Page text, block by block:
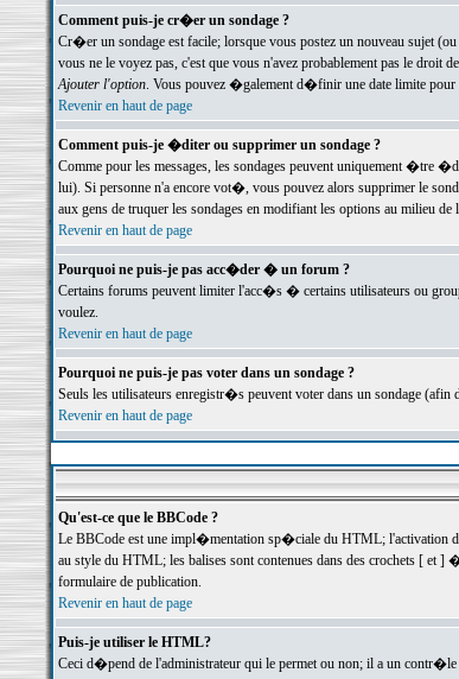
Comment puis-je cr�er un sondage ?
Cr�er un sondage est facile; lorsque vous postez un nouveau sujet
vous ne le voyez pas, c'est que vous n'avez probablement pas le
Ajouter l'option. Vous pouvez �galement d�finir une date limite pour
Revenir en haut de page
Comment puis-je �diter ou supprimer un sondage ?
Comme pour les messages, les sondages peuvent uniquement �tre
lui). Si personne n'a encore vot�, vous pouvez alors supprimer le
aux gens de truquer les sondages en modifiant les options au milieu
Revenir en haut de page
Pourquoi ne puis-je pas acc�der � un forum ?
Certains forums peuvent limiter l'acc�s � certains utilisateurs ou
voulez.
Revenir en haut de page
Pourquoi ne puis-je pas voter dans un sondage ?
Seuls les utilisateurs enregistr�s peuvent voter dans un sondage
Revenir en haut de page
Qu'est-ce que le BBCode ?
Le BBCode est une impl�mentation sp�ciale du HTML; l'activation
au style du HTML; les balises sont contenues dans des crochets [
formulaire de publication.
Revenir en haut de page
Puis-je utiliser le HTML?
Ceci d�pend de l'administrateur qui le permet ou non; il a un